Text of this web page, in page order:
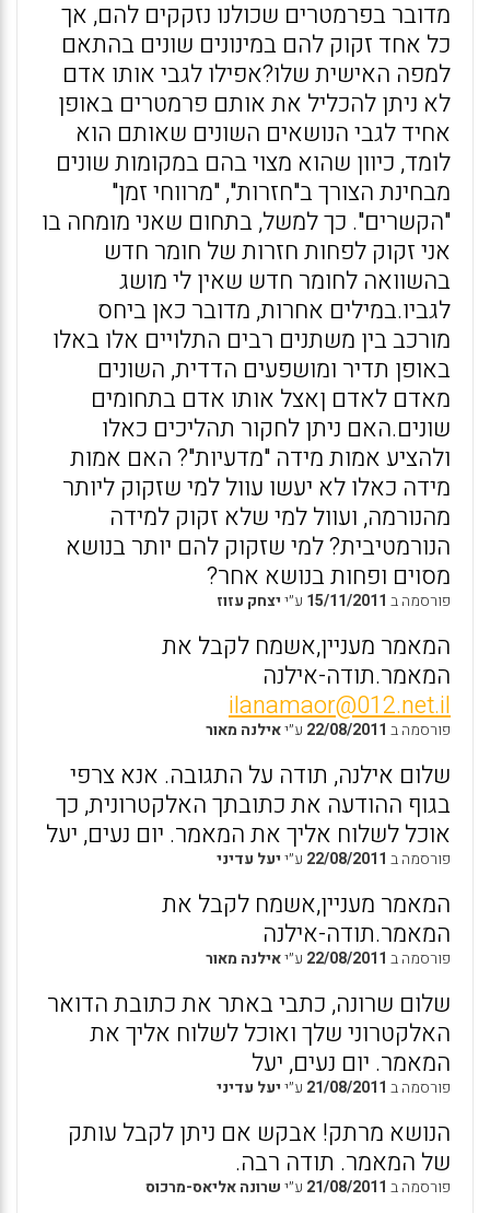
מדובר בפרמטרים שכולנו נזקקים להם, אך
כל אחד זקוק להם במינונים שונים בהתאם
למפה האישית שלו?אפילו לגבי אותו אדם
לא ניתן להכליל את אותם פרמטרים באופן
אחיד לגבי הנושאים השונים שאותם הוא
לומד, כיוון שהוא מצוי בהם במקומות שונים
מבחינת הצורך ב"חזרות", "מרווחי זמן"
"הקשרים". כך למשל, בתחום שאני מומחה בו
אני זקוק לפחות חזרות של חומר חדש
בהשוואה לחומר חדש שאין לי מושג
לגביו.במילים אחרות, מדובר כאן ביחס
מורכב בין משתנים רבים התלויים אלו באלו
באופן תדיר ומושפעים הדדית, השונים
מאדם לאדם ןאצל אותו אדם בתחומים
שונים.האם ניתן לחקור תהליכים כאלו
ולהציע אמות מידה "מדעיות"? האם אמות
מידה כאלו לא יעשו עוול למי שזקוק ליותר
מהנורמה, ועוול למי שלא זקוק למידה
הנורמטיבית? למי שזקוק להם יותר בנושא
מסוים ופחות בנושא אחר?
פורסמה ב 15/11/2011 ע״ייצחק עזוז
המאמר מעניין,אשמח לקבל את
המאמר.תודה-אילנה
ilanamaor@012.net.il
פורסמה ב 22/08/2011 ע״יאילנה מאור
שלום אילנה, תודה על התגובה. אנא צרפי
בגוף ההודעה את כתובתך האלקטרונית, כך
אוכל לשלוח אליך את המאמר. יום נעים, יעל
פורסמה ב 22/08/2011 ע״ייעל עדיני
המאמר מעניין,אשמח לקבל את
המאמר.תודה-אילנה
פורסמה ב 22/08/2011 ע״יאילנה מאור
שלום שרונה, כתבי באתר את כתובת הדואר
האלקטרוני שלך ואוכל לשלוח אליך את
המאמר. יום נעים, יעל
פורסמה ב 21/08/2011 ע״ייעל עדיני
הנושא מרתק! אבקש אם ניתן לקבל עותק
של המאמר. תודה רבה.
פורסמה ב 21/08/2011 ע״ישרונה אליאס-מרכוס